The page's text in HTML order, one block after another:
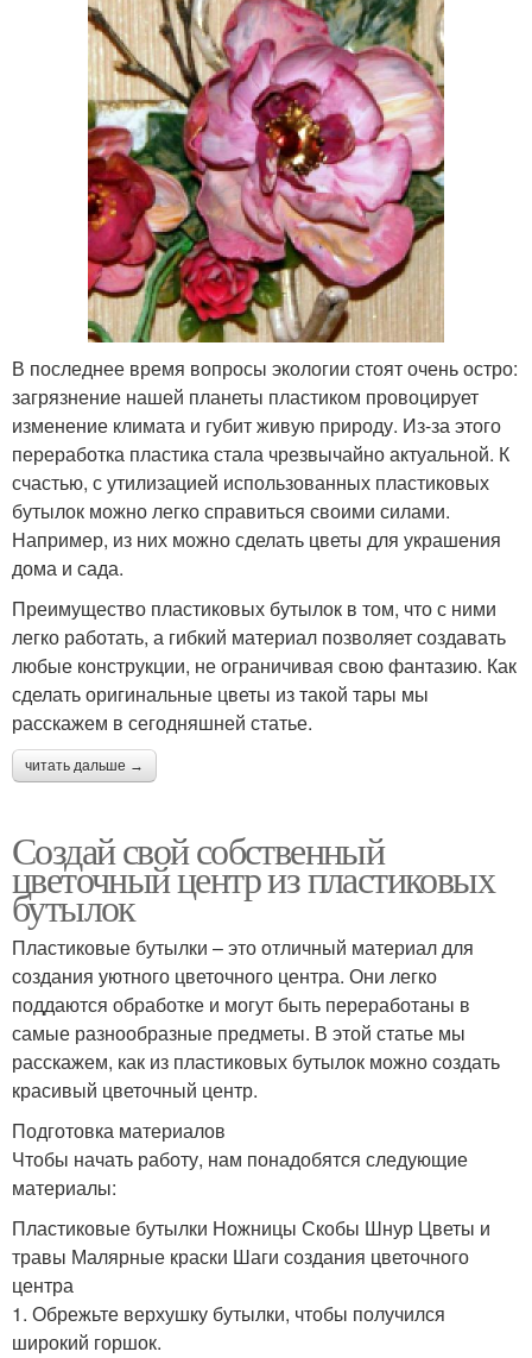
В последнее время вопросы экологии стоят очень остро:
загрязнение нашей планеты пластиком провоцирует
изменение климата и губит живую природу. Из-за этого
переработка пластика стала чрезвычайно актуальной. К
счастью, с утилизацией использованных пластиковых
бутылок можно легко справиться своими силами.
Например, из них можно сделать цветы для украшения
дома и сада.
Преимущество пластиковых бутылок в том, что с ними
легко работать, а гибкий материал позволяет создавать
любые конструкции, не ограничивая свою фантазию. Как
сделать оригинальные цветы из такой тары мы
расскажем в сегодняшней статье.
читать дальше →
Создай свой собственный
цветочный центр из пластиковых
бутылок
Пластиковые бутылки – это отличный материал для
создания уютного цветочного центра. Они легко
поддаются обработке и могут быть переработаны в
самые разнообразные предметы. В этой статье мы
расскажем, как из пластиковых бутылок можно создать
красивый цветочный центр.
Подготовка материалов
Чтобы начать работу, нам понадобятся следующие
материалы:
Пластиковые бутылки Ножницы Скобы Шнур Цветы и
травы Малярные краски Шаги создания цветочного
центра
1. Обрежьте верхушку бутылки, чтобы получился
широкий горшок.